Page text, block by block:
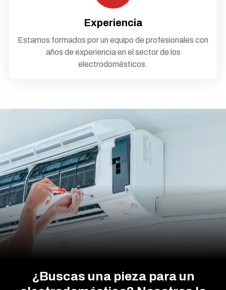
Experiencia
Estamos formados por un equipo de profesionales con
años de experiencia en el sector de los
electrodomésticos.
¿Buscas una pieza para un